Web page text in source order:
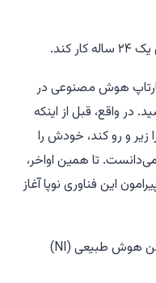
کند.
هوش مصنوعی در
در واقع، قبل از اینکه
و رو کند، خودش را
تا همین اواخر،
این فناوری نوپا آغاز
او می‌گفت: «نام من کن اونو است و من هوش طبیعی (NI)